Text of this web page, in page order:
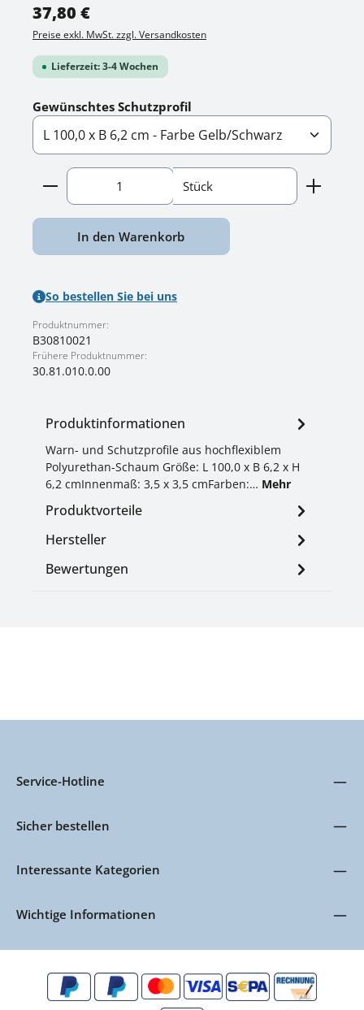
Regulärer Preis:
37,80 €
Preise exkl. MwSt. zzgl. Versandkosten
Lieferzeit: 3-4 Wochen
Gewünschtes Schutzprofil
Produkt Anzahl: Gib den gewünschten Wert
Stück
In den Warenkorb
So bestellen Sie bei uns
Produktnummer:
B30810021
Frühere Produktnummer:
30.81.010.0.00
Produktinformationen
Warn- und Schutzprofile aus hochflexiblem
Polyurethan-Schaum Größe: L 100,0 x B 6,2 x H
6,2 cmInnenmaß: 3,5 x 3,5 cmFarben:… Mehr
Produktvorteile
Hersteller
Bewertungen
Service-Hotline
Sicher bestellen
Interessante Kategorien
Wichtige Informationen